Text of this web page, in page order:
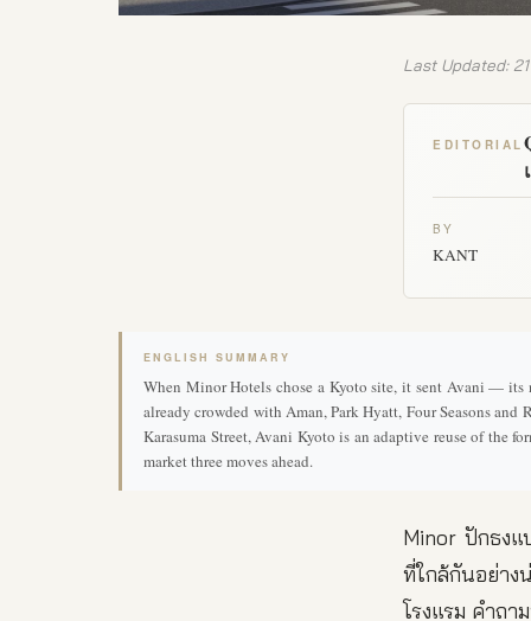
Last Updated:
EDITORIAL
BY
KANT
ENGLISH SUMMARY
When Minor Hotels chose a Kyoto site, it sent Avani —
already crowded with Aman, Park Hyatt, Four Seasons
Karasuma Street, Avani Kyoto is an adaptive reuse of the
market three moves ahead.
Minor ปักธงแ
ที่ใกล้กันอย่า
โรงแรม คำถา